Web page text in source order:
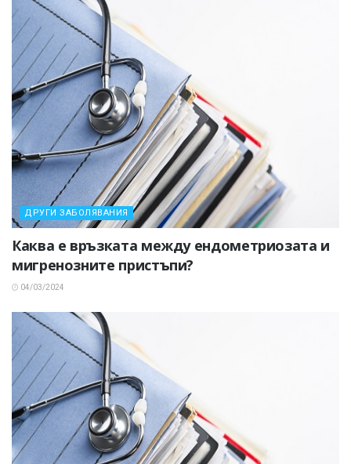
ДРУГИ ЗАБОЛЯВАНИЯ
Каква е връзката между ендометриозата и
мигренозните пристъпи?
04/03/2024